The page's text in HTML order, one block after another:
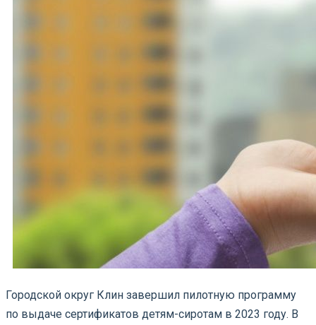
Городской округ Клин завершил пилотную программу
по выдаче сертификатов детям-сиротам в 2023 году. В